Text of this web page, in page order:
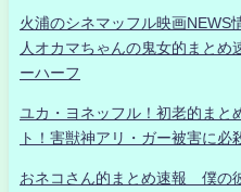
火浦のシネマッフル映画NEWS
人オカマちゃんの鬼女的まと
ーハーフ
ユカ・ヨネッフル！初老的まと
ト！害獣神アリ・ガー被害に必
おネコさん的まとめ速報 僕の